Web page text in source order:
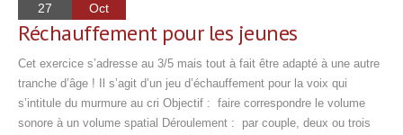
27 Oct
Réchauffement pour les jeunes
Cet exercice s’adresse au 3/5 mais tout à fait être adapté à une autre
tranche d’âge ! Il s’agit d’un jeu d’échauffement pour la voix qui
s’intitule du murmure au cri Objectif : faire correspondre le volume
sonore à un volume spatial Déroulement : par couple, deux ou trois